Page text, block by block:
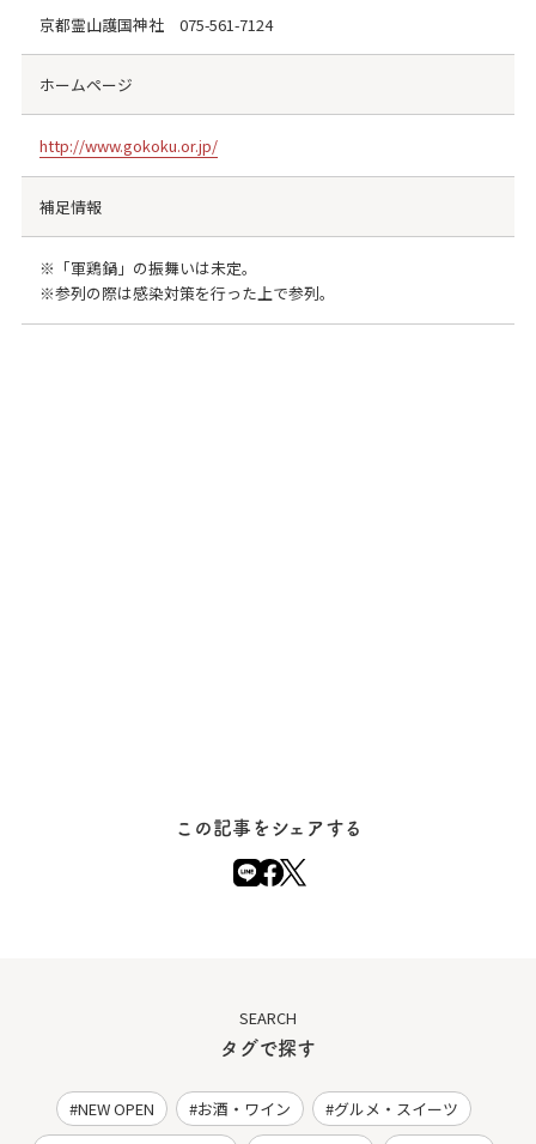
京都霊山護国神社 075-561-7124
ホームページ
http://www.gokoku.or.jp/
補足情報
※「軍鶏鍋」の振舞いは未定。
※参列の際は感染対策を行った上で参列。
この記事をシェアする
SEARCH
タグで探す
NEW OPEN お酒・ワイン
グルメ・スイーツ